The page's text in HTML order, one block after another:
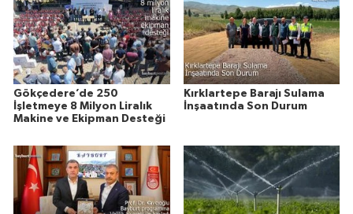
Gökçedere’de 250
İşletmeye 8 Milyon Liralık
Makine ve Ekipman Desteği
Kırklartepe Barajı Sulama
İnşaatında Son Durum